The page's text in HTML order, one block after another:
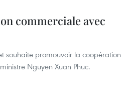
commerciale avec
souhaite promouvoir la coopération
Nguyen Xuan Phuc.